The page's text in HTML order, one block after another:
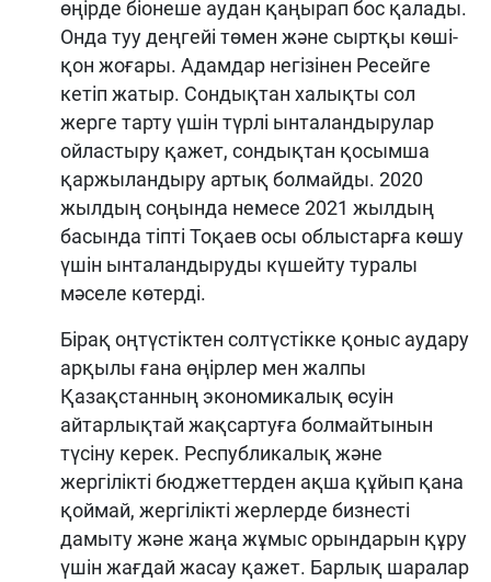
өңірде біонеше аудан қаңырап бос қалады.
Онда туу деңгейі төмен және сыртқы көші-
қон жоғары. Адамдар негізінен Ресейге
кетіп жатыр. Сондықтан халықты сол
жерге тарту үшін түрлі ынталандырулар
ойластыру қажет, сондықтан қосымша
қаржыландыру артық болмайды. 2020
жылдың соңында немесе 2021 жылдың
басында тіпті Тоқаев осы облыстарға көшу
үшін ынталандыруды күшейту туралы
мәселе көтерді.
Бірақ оңтүстіктен солтүстікке қоныс аудару
арқылы ғана өңірлер мен жалпы
Қазақстанның экономикалық өсуін
айтарлықтай жақсартуға болмайтынын
түсіну керек. Республикалық және
жергілікті бюджеттерден ақша құйып қана
қоймай, жергілікті жерлерде бизнесті
дамыту және жаңа жұмыс орындарын құру
үшін жағдай жасау қажет. Барлық шаралар